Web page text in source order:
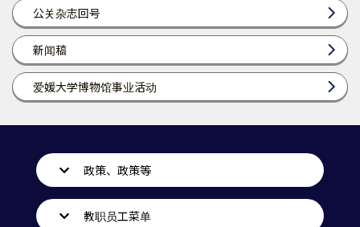
公关杂志回号
新闻稿
爱媛大学博物馆事业活动
政策、政策等
教职员工菜单